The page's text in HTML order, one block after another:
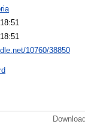
10760/38850